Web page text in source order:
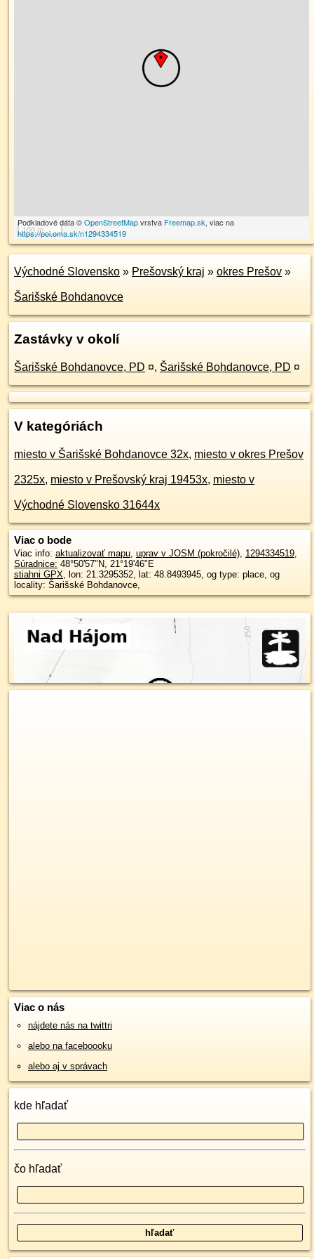
100 m
Podkladové dáta ©OpenStreetMapvrstva Freemap.sk, viac na
https://poi.oma.sk/n1294334519
Východné Slovensko » Prešovský kraj » okres Prešov »
Šarišské Bohdanovce
Zastávky v okolí
Šarišské Bohdanovce, PD ¤, Šarišské Bohdanovce, PD ¤
V kategóriách
miesto v Šarišské Bohdanovce 32x, miesto v okres Prešov
2325x, miesto v Prešovský kraj 19453x, miesto v
Východné Slovensko 31644x
Viac o bode
Viac info: aktualizovať mapu, uprav v JOSM (pokročilé), 1294334519,
Súradnice: 48°50'57"N, 21°19'46"E
stiahni GPX, lon: 21.3295352, lat: 48.8493945, og type: place, og
locality: Šarišské Bohdanovce,
Viac o nás
nájdete nás na twittri
alebo na faceboooku
alebo aj v správach
kde hľadať
čo hľadať